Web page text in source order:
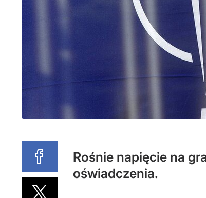
Rośnie napięcie na
oświadczenia.